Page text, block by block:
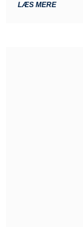
LÆS MERE